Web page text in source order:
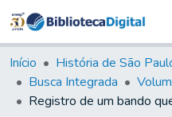
&
Início História de São
Busca Integrada